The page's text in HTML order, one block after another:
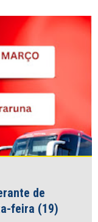
de
feira (19)